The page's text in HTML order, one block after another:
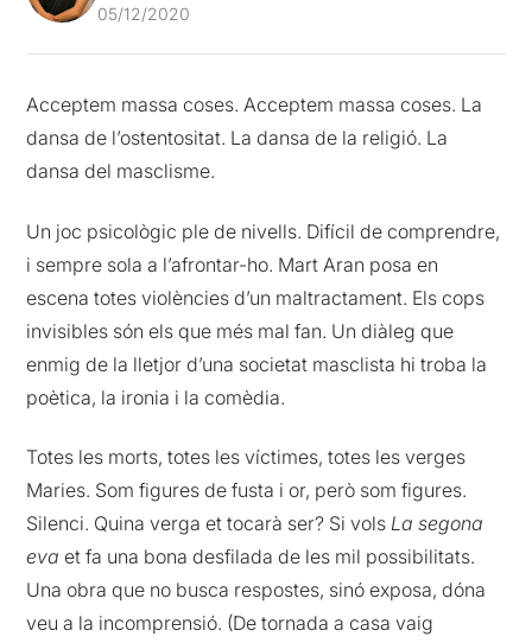
05/12/2020
Acceptem massa coses. Acceptem massa coses. La
dansa de l’ostentositat. La dansa de la religió. La
dansa del masclisme.
Un joc psicològic ple de nivells. Difícil de comprendre,
i sempre sola a l’afrontar-ho. Mart Aran posa en
escena totes violències d’un maltractament. Els cops
invisibles són els que més mal fan. Un diàleg que
enmig de la lletjor d’una societat masclista hi troba la
poètica, la ironia i la comèdia.
Totes les morts, totes les víctimes, totes les verges
Maries. Som figures de fusta i or, però som figures.
Silenci. Quina verga et tocarà ser? Si volsLa segona
evaet fa una bona desfilada de les mil possibilitats.
Una obra que no busca respostes, sinó exposa, dóna
veu a la incomprensió. (De tornada a casa vaig